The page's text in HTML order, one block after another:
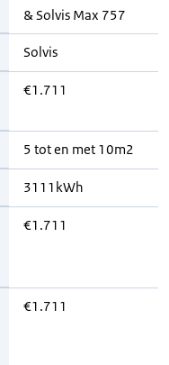
& Solvis Max 757
Solvis
€1.711
5 tot en met 10m2
3111kWh
€1.711
€1.711